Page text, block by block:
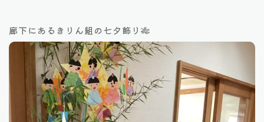
廊下にあるきりん組の七夕飾り🎋